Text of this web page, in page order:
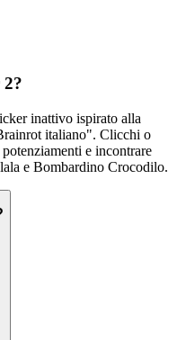
inattivo ispirato alla
italiano". Clicchi o
e incontrare
e Bombardino Crocodilo.